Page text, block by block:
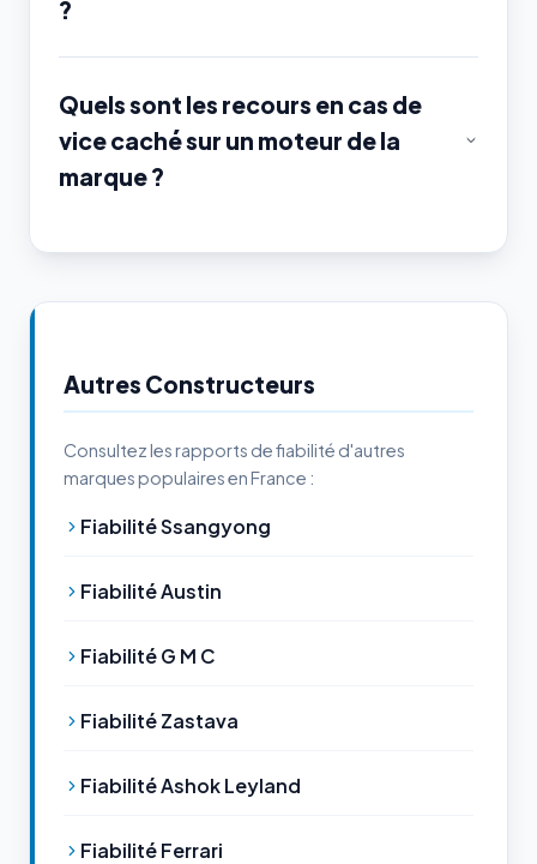
?
Quels sont les recours en cas de
vice caché sur un moteur de la
marque ?
Autres Constructeurs
Consultez les rapports de fiabilité d'autres
marques populaires en France :
Fiabilité Ssangyong
Fiabilité Austin
Fiabilité G M C
Fiabilité Zastava
Fiabilité Ashok Leyland
Fiabilité Ferrari